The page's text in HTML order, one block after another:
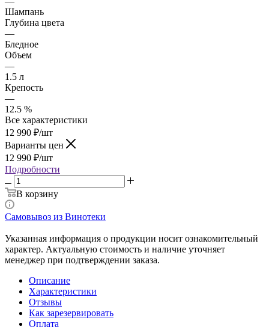
Шампань
Глубина цвета
—
Бледное
Объем
—
1.5 л
Крепость
—
12.5 %
Все характеристики
12 990 ₽/шт
Варианты цен
12 990 ₽/шт
Подробности
В корзину
Самовывоз из Винотеки
Указанная информация о продукции носит ознакомительный
характер. Актуальную стоимость и наличие уточняет
менеджер при подтверждении заказа.
Описание
Характеристики
Отзывы
Как зарезервировать
Оплата